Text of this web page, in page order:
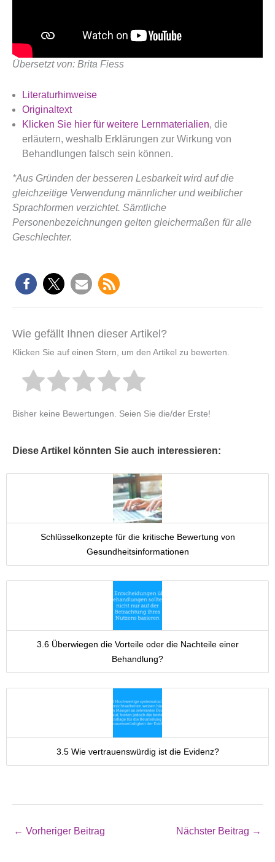
Übersetzt von: Brita Fiess
Literaturhinweise
Originaltext
Klicken Sie hier für weitere Lernmaterialien, die
erläutern, weshalb Erklärungen zur Wirkung von
Behandlungen falsch sein können.
*Aus Gründen der besseren Lesbarkeit wird auf die
gleichzeitige Verwendung männlicher und weiblicher
Sprachformen verzichtet. Sämtliche
Personenbezeichnungen gelten gleichermaßen für alle
Geschlechter.
Wie gefällt Ihnen dieser Artikel?
Klicken Sie auf einen Stern, um den Artikel zu bewerten.
Bisher keine Bewertungen. Seien Sie die/der Erste!
Diese Artikel könnten Sie auch interessieren:
Schlüsselkonzepte für die kritische Bewertung von
Gesundheitsinformationen
3.6 Überwiegen die Vorteile oder die Nachteile einer
Behandlung?
3.5 Wie vertrauenswürdig ist die Evidenz?
← Vorheriger Beitrag Nächster Beitrag →